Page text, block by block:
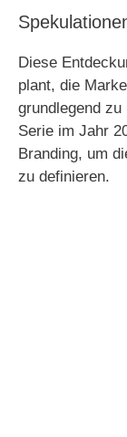
Diese
plant, die
grundlegend
Serie im Jahr
Branding, um
zu definieren.